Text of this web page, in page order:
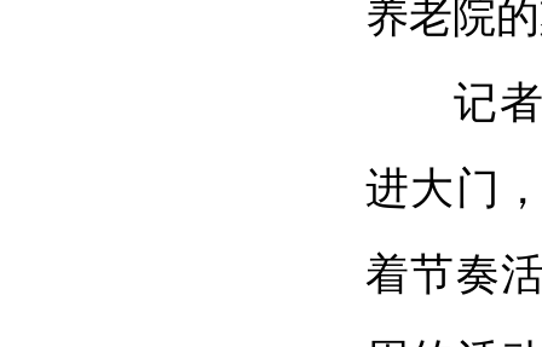
养老院
记者
进大门
着节奏